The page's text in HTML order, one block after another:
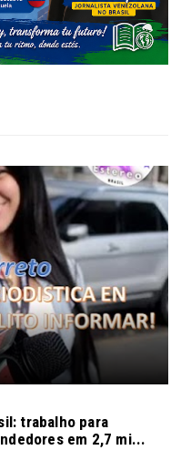
trabalho para
em 2,7 mi...